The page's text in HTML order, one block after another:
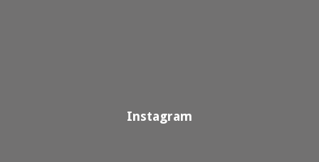
Instagram